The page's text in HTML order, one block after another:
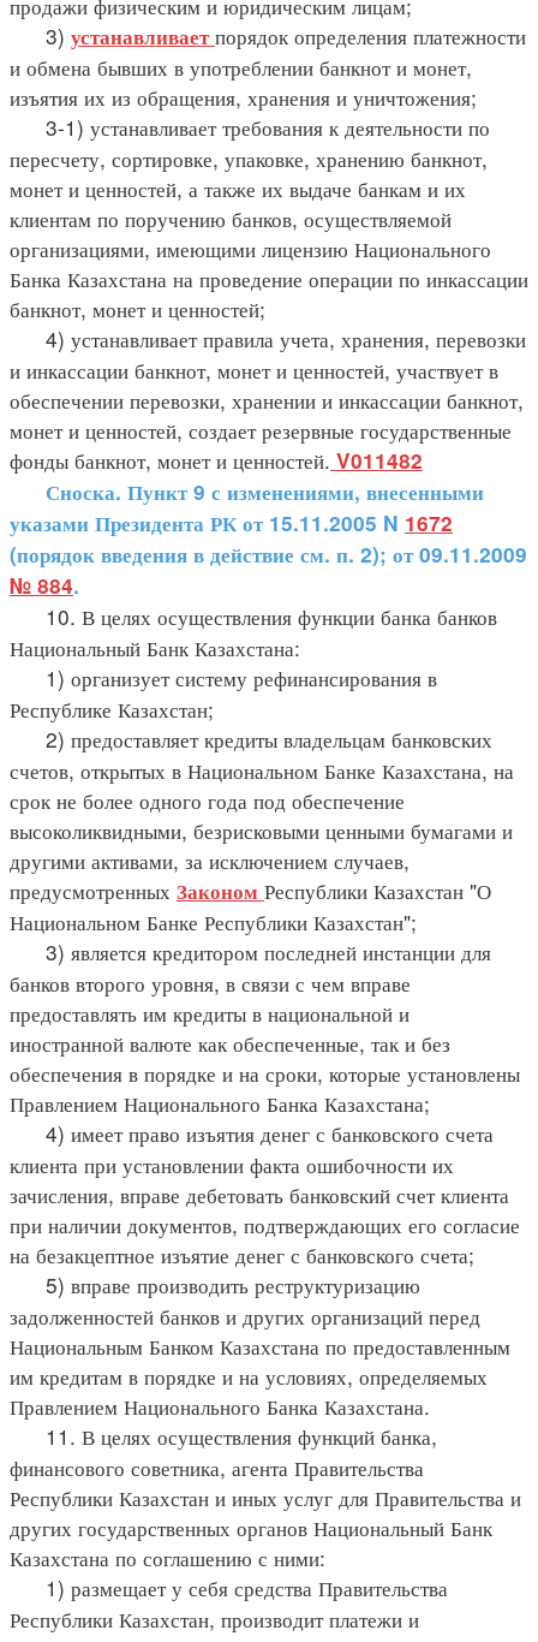
3) устанавливаетпорядок определения платежности
и обмена бывших в употреблении банкнот и монет,
изъятия их из обращения, хранения и уничтожения;
3-1) устанавливает требования к деятельности по
пересчету, сортировке, упаковке, хранению банкнот,
монет и ценностей, а также их выдаче банкам и их
клиентам по поручению банков, осуществляемой
организациями, имеющими лицензию Национального
Банка Казахстана на проведение операции по инкассации
банкнот, монет и ценностей;
4) устанавливает правила учета, хранения, перевозки
и инкассации банкнот, монет и ценностей, участвует в
обеспечении перевозки, хранении и инкассации банкнот,
монет и ценностей, создает резервные государственные
фонды банкнот, монет и ценностей. V011482
Сноска. Пункт 9 с изменениями, внесенными
указами Президента РК от 15.11.2005 N 1672
(порядок введения в действие см. п. 2); от 09.11.2009
№ 884.
10. В целях осуществления функции банка банков
Национальный Банк Казахстана:
1) организует систему рефинансирования в
Республике Казахстан;
2) предоставляет кредиты владельцам банковских
счетов, открытых в Национальном Банке Казахстана, на
срок не более одного года под обеспечение
высоколиквидными, безрисковыми ценными бумагами и
другими активами, за исключением случаев,
предусмотренных Законом Республики Казахстан "О
Национальном Банке Республики Казахстан";
3) является кредитором последней инстанции для
банков второго уровня, в связи с чем вправе
предоставлять им кредиты в национальной и
иностранной валюте как обеспеченные, так и без
обеспечения в порядке и на сроки, которые установлены
Правлением Национального Банка Казахстана;
4) имеет право изъятия денег с банковского счета
клиента при установлении факта ошибочности их
зачисления, вправе дебетовать банковский счет клиента
при наличии документов, подтверждающих его согласие
на безакцептное изъятие денег с банковского счета;
5) вправе производить реструктуризацию
задолженностей банков и других организаций перед
Национальным Банком Казахстана по предоставленным
им кредитам в порядке и на условиях, определяемых
Правлением Национального Банка Казахстана.
11. В целях осуществления функций банка,
финансового советника, агента Правительства
Республики Казахстан и иных услуг для Правительства и
других государственных органов Национальный Банк
Казахстана по соглашению с ними:
1) размещает у себя средства Правительства
Республики Казахстан, производит платежи и